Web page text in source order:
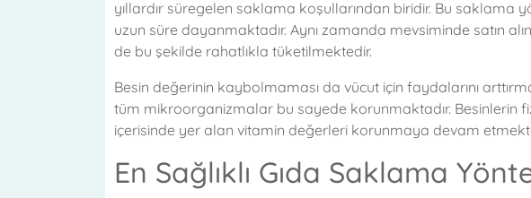
yıllardır süregelen saklama koşullarından biridir. Bu saklama
uzun süre dayanmaktadır. Aynı zamanda mevsiminde satın
de bu şekilde rahatlıkla tüketilmektedir.
Besin değerinin kaybolmaması da vücut için faydalarını
tüm mikroorganizmalar bu sayede korunmaktadır. Besinlerin
içerisinde yer alan vitamin değerleri korunmaya devam
En Sağlıklı Gıda Saklama